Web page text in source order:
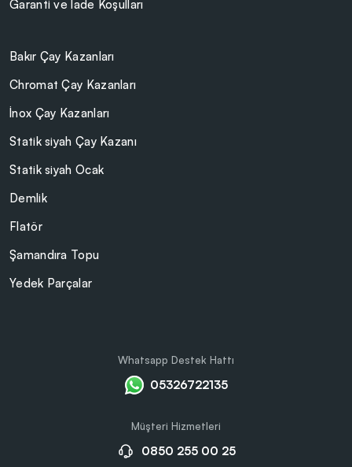
Garanti ve İade Koşulları
Bakır Çay Kazanları
Chromat Çay Kazanları
İnox Çay Kazanları
Statik siyah Çay Kazanı
Statik siyah Ocak
Demlik
Flatör
Şamandıra Topu
Yedek Parçalar
Whatsapp Destek Hattı
05326722135
Müşteri Hizmetleri
0850 255 00 25